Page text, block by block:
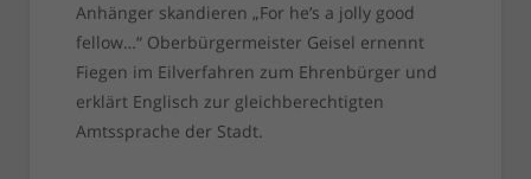
Anhänger skandieren „For he’s a jolly good
fellow…“ Oberbürgermeister Geisel ernennt
Fiegen im Eilverfahren zum Ehrenbürger und
erklärt Englisch zur gleichberechtigten
Amtssprache der Stadt.